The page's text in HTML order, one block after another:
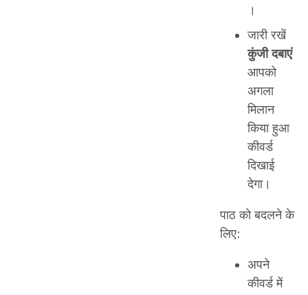
।
जारी रखें
कुंजी दबाएं
आपको
अगला
मिलान
किया हुआ
कीवर्ड
दिखाई
देगा।
पाठ को बदलने के
लिए:
अपने
कीवर्ड में